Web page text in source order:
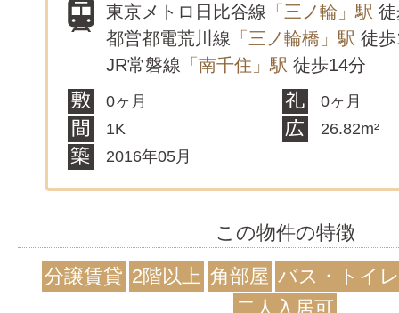
東京メトロ日比谷線 「三ノ輪」駅
都営都電荒川線 「三ノ輪橋」駅 徒
JR常磐線 「南千住」駅 徒歩14分
0ヶ月
0ヶ月
1K
26.82m²
2016年05月
この物件の特徴
分譲賃貸 2階以上 角部屋 バス・トイ
二人入居可